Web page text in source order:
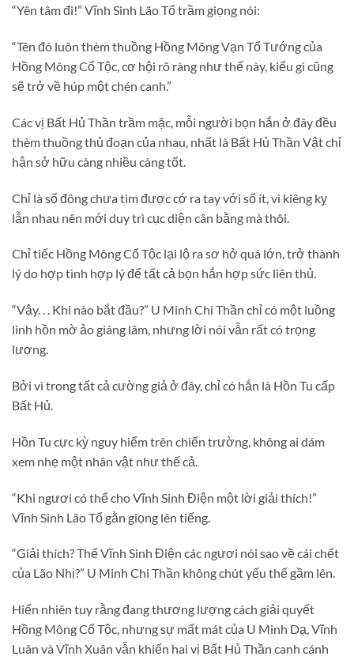
“Yên tâm đi!” Vĩnh Sinh Lão Tổ trầm giọng nói:
“Tên đó luôn thèm thuồng Hồng Mông Vạn Tổ Tướng của
Hồng Mông Cổ Tộc, cơ hội rõ ràng như thế này, kiểu gì cũng
sẽ trở về húp một chén canh.”
Các vị Bất Hủ Thần trầm mặc, mỗi người bọn hắn ở đây đều
thèm thuồng thủ đoạn của nhau, nhất là Bất Hủ Thần Vật chỉ
hận sở hữu càng nhiều càng tốt.
Chỉ là số đông chưa tìm được cớ ra tay với số ít, vì kiêng kỵ
lẫn nhau nên mới duy trì cục diện cân bằng mà thôi.
Chỉ tiếc Hồng Mông Cổ Tộc lại lộ ra sơ hở quá lớn, trở thành
lý do hợp tình hợp lý để tất cả bọn hắn hợp sức liên thủ.
“Vậy. . . Khi nào bắt đầu?” U Minh Chi Thần chỉ có một luồng
linh hồn mờ ảo giáng lâm, nhưng lời nói vẫn rất có trọng
lượng.
Bởi vì trong tất cả cường giả ở đây, chỉ có hắn là Hồn Tu cấp
Bất Hủ.
Hồn Tu cực kỳ nguy hiểm trên chiến trường, không ai dám
xem nhẹ một nhân vật như thế cả.
“Khi ngươi có thể cho Vĩnh Sinh Điện một lời giải thích!”
Vĩnh Sinh Lão Tổ gằn giọng lên tiếng.
“Giải thích? Thế Vĩnh Sinh Điện các ngươi nói sao về cái chết
của Lão Nhị?” U Minh Chi Thần không chút yếu thế gầm lên.
Hiển nhiên tuy rằng đang thương lượng cách giải quyết
Hồng Mông Cổ Tộc, nhưng sự mất mát của U Minh Dạ, Vĩnh
Luân và Vĩnh Xuân vẫn khiến hai vị Bất Hủ Thần canh cánh